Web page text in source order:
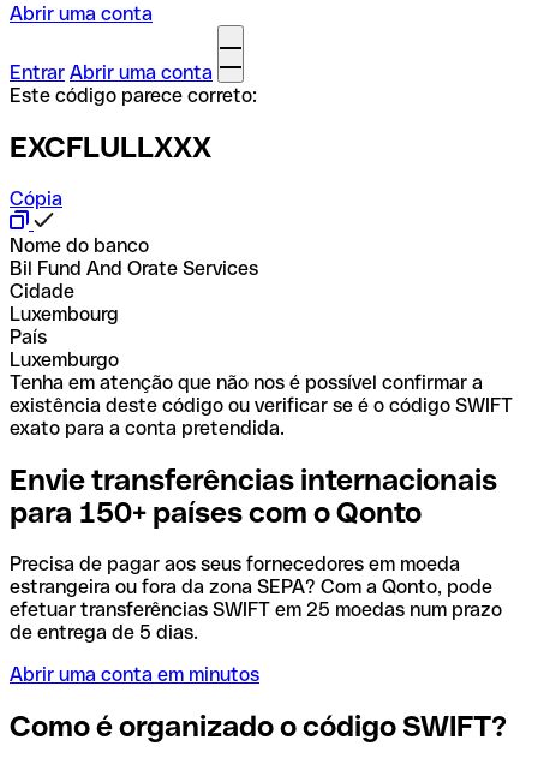
Abrir uma conta
Entrar Abrir uma conta
Este código parece correto:
EXCFLULLXXX
Cópia
Nome do banco
Bil Fund And Orate Services
Cidade
Luxembourg
País
Luxemburgo
Tenha em atenção que não nos é possível confirmar a
existência deste código ou verificar se é o código SWIFT
exato para a conta pretendida.
Envie transferências internacionais
para 150+ países com o Qonto
Precisa de pagar aos seus fornecedores em moeda
estrangeira ou fora da zona SEPA? Com a Qonto, pode
efetuar transferências SWIFT em 25 moedas num prazo
de entrega de 5 dias.
Abrir uma conta em minutos
Como é organizado o código SWIFT?